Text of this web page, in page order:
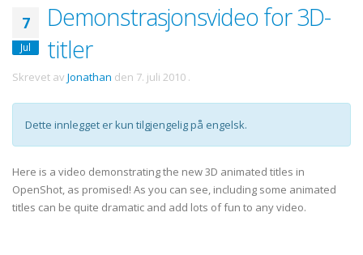
7
Jul
Demonstrasjonsvideo for 3D-
titler
Skrevet av Jonathan den 7. juli 2010 .
Dette innlegget er kun tilgjengelig på engelsk.
Here is a video demonstrating the new 3D animated titles in
OpenShot, as promised! As you can see, including some animated
titles can be quite dramatic and add lots of fun to any video.